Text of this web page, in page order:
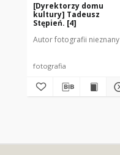
[Dyrektorzy domu
kultury] Tadeusz
Stępień. [4]
Autor fotografii nieznany
fotografia